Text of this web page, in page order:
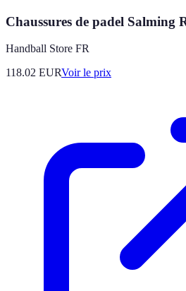
Chaussures de padel Salming
Handball Store FR
118.02 EURVoir le prix